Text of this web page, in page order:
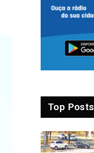
Top Posts